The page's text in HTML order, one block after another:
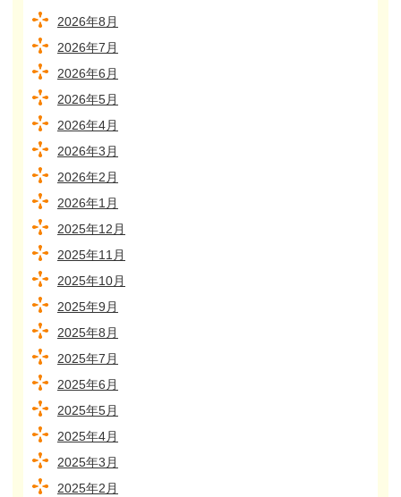
2026年8月
2026年7月
2026年6月
2026年5月
2026年4月
2026年3月
2026年2月
2026年1月
2025年12月
2025年11月
2025年10月
2025年9月
2025年8月
2025年7月
2025年6月
2025年5月
2025年4月
2025年3月
2025年2月